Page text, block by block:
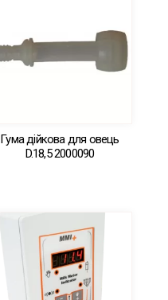
Гума дійкова для овець
D.18,5 2000090